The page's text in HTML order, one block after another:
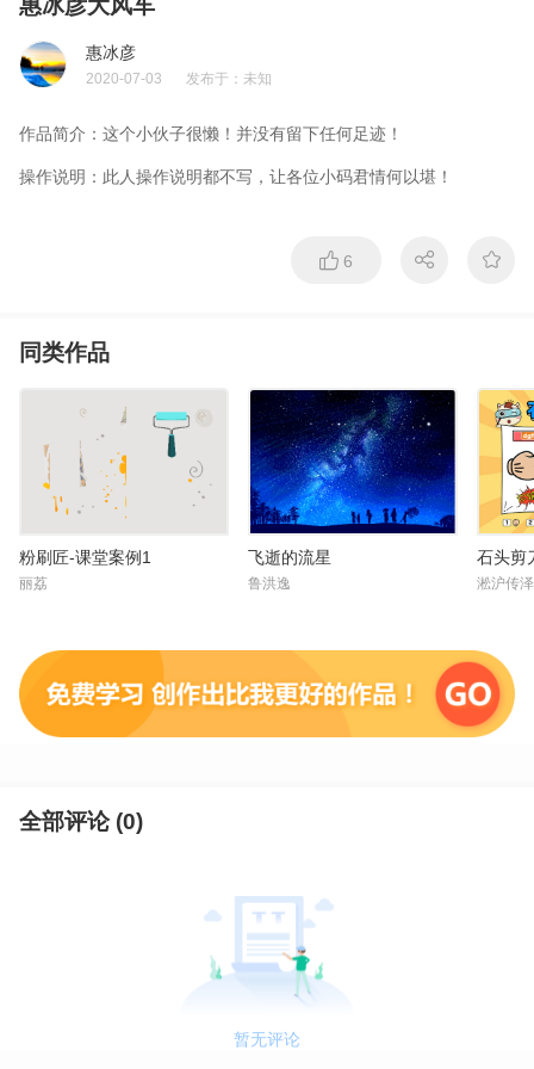
惠冰彦大风车
惠冰彦
2020-07-03 发布于： 未知
作品简介： 这个小伙子很懒！并没有留下任何足迹！
操作说明： 此人操作说明都不写，让各位小码君情何以堪！
6
同类作品
粉刷匠-课堂案例1
丽荔
飞逝的流星
鲁洪逸
石头剪
淞沪传泽
全部评论 (0)
暂无评论